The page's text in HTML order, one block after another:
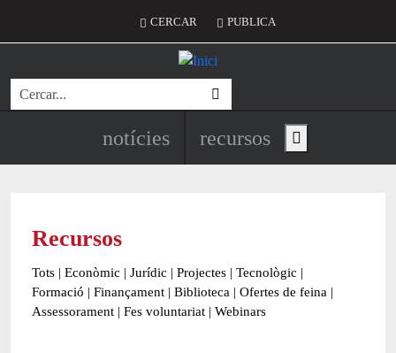
Menú del compte d'usuari
CERCAR PUBLICA
Cerca
Navegació principal de
notícies recursos Show main menu
Recursos
Tots | Econòmic | Jurídic | Projectes | Tecnològic |
Formació | Finançament | Biblioteca | Ofertes de feina |
Assessorament | Fes voluntariat | Webinars